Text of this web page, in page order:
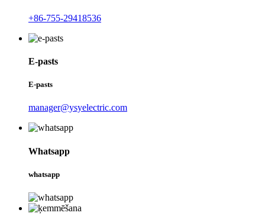
+86-755-29418536
E-pasts
E-pasts
manager@ysyelectric.com
Whatsapp
whatsapp